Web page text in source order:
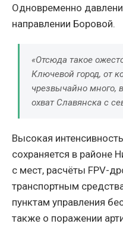
Одновременно
направлении Боровой.
«Отсюда такое
Ключевой город, от
чрезвычайно много,
охват Славянска с
Высокая
сохраняется в районе
с мест, расчёты FPV-
транспортным
пунктам управления
также о поражении